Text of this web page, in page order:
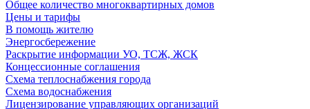
Общее количество многоквартирных домов
Цены и тарифы
В помощь жителю
Энергосбережение
Раскрытие информации УО, ТСЖ, ЖСК
Концессионные соглашения
Схема теплоснабжения города
Схема водоснабжения
Лицензирование управляющих организаций